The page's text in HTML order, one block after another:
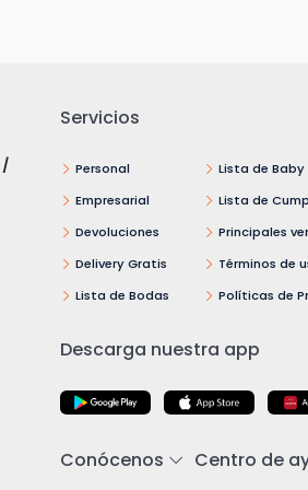
/
Servicios
Personal
Empresarial
Devoluciones
Delivery Gratis
Lista de Bodas
Lista de Baby
Lista de
Principales
Términos de
Políticas de
Descarga nuestra app
Conócenos Centro de